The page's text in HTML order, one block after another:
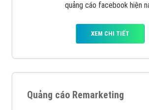
quảng cáo facebook hiện
XEM CHI TIẾT
Quảng cáo Remarketing